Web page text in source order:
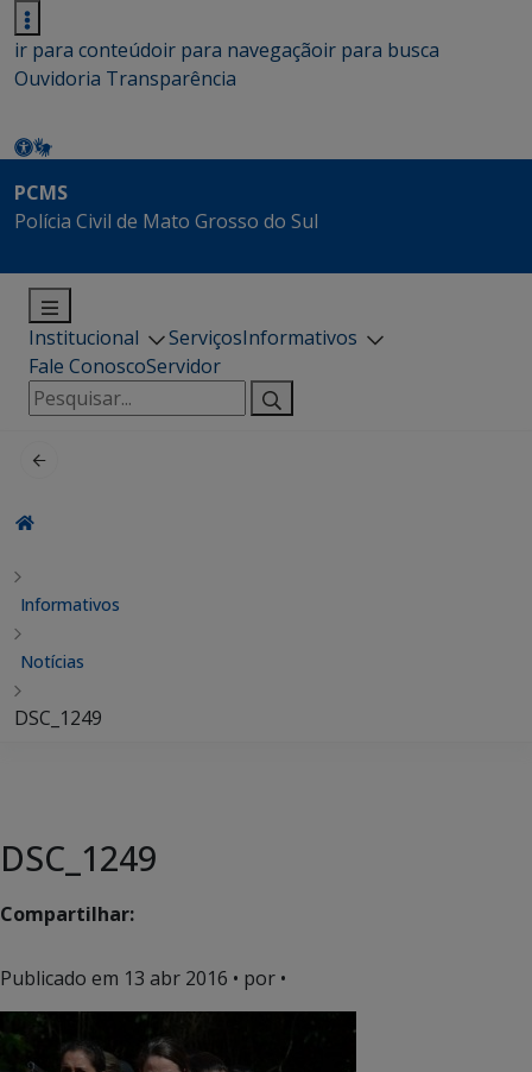
ir para conteúdoir para navegaçãoir para busca
Ouvidoria Transparência
PCMS
Polícia Civil de Mato Grosso do Sul
Institucional ServiçosInformativos
Fale ConoscoServidor
Pesquisar
por:
Informativos
Notícias
DSC_1249
DSC_1249
Compartilhar:
Publicado em 13 abr 2016 • por •